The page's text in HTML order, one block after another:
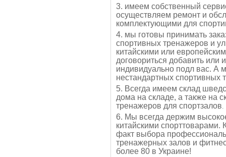
3. имеем собственный
осуществляем ремонт и
комплектующими для
4. мы готовы принимать
спортивных тренажеров и
китайскими или
договориться добавить или
индивидуально подл вас. А
нестандартных спортивных
5. Всегда имеем склад
дома на складе, а также на
тренажеров для спортзалов.
6. Мы всегда держим
китайскими спорттоварами.
факт выбора
тренажерных залов и
более 80 в Украине!